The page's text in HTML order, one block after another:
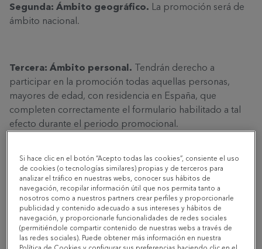
Segunda: Ámbito geográfico. La promoción será de
ámbito nacional.
Tercera: Ámbito personal. Tendrán derecho a
participar en la promoción todas aquellas personas,
mayores de edad, con residencia en España, que
completen correctamente el formulario habilitado a tal
efecto durante el periodo promocional.
Cuarta: Incentivo.
Todos aquellos participantes que respondan la encuesta
en su totalidad recibirán un (1) código de descuento del
10% para usar en la tienda online oficial de Vital Proteins.
El código de descuento:
Si hace clic en el botón “Acepto todas las cookies”, consiente el uso
de cookies (o tecnologías similares) propias y de terceros para
analizar el tráfico en nuestras webs, conocer sus hábitos de
navegación, recopilar información útil que nos permita tanto a
nosotros como a nuestros partners crear perfiles y proporcionarle
publicidad y contenido adecuado a sus intereses y hábitos de
navegación, y proporcionarle funcionalidades de redes sociales
(permitiéndole compartir contenido de nuestras webs a través de
las redes sociales). Puede obtener más información en nuestra